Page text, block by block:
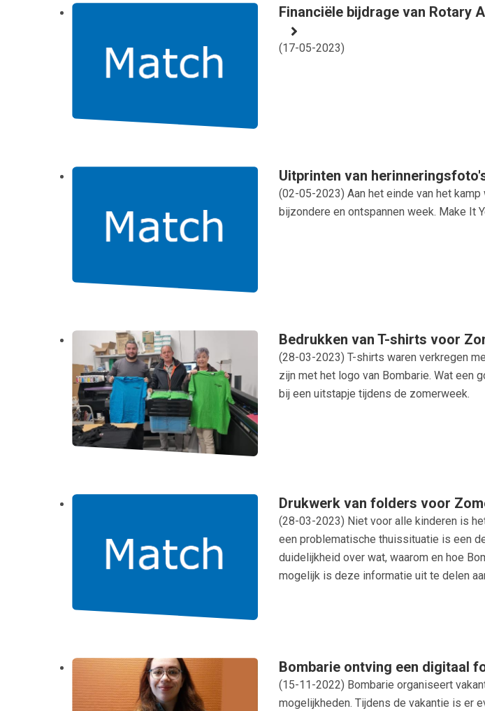
Financiële bijdrage van Rotary
(17-05-2023)
Uitprinten van
(02-05-2023) Aan het einde van het
bijzondere en ontspannen week. Make It
Bedrukken van T-shirts voor
(28-03-2023) T-shirts waren verkregen
zijn met het logo van Bombarie. Wat een
bij een uitstapje tijdens de zomerweek.
Drukwerk van folders voor
(28-03-2023) Niet voor alle kinderen is
een problematische thuissituatie is een
duidelijkheid over wat, waarom en hoe
mogelijk is deze informatie uit te delen
Bombarie ontving een digitaal
(15-11-2022) Bombarie organiseert
mogelijkheden. Tijdens de vakantie is er